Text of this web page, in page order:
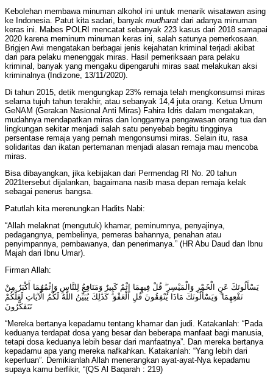
Kebolehan membawa minuman alkohol ini untuk menarik wisatawan asing
ke Indonesia. Patut kita sadari, banyak mudharat dari adanya minuman
keras ini. Mabes POLRI mencatat sebanyak 223 kasus dari 2018 samapai
2020 karena meminum minuman keras ini, salah satunya pemerkosaan.
Brigjen Awi mengatakan berbagai jenis kejahatan kriminal terjadi akibat
dari para pelaku menenggak miras. Hasil pemeriksaan para pelaku
kriminal, banyak yang mengaku dipengaruhi miras saat melakukan aksi
kriminalnya (Indizone, 13/11/2020).
Di tahun 2015, detik mengungkap 23% remaja telah mengkonsumsi miras
selama tujuh tahun terakhir, atau sebanyak 14,4 juta orang. Ketua Umum
GeNAM (Gerakan Nasional Anti Miras) Fahira Idris dalam mengatakan,
mudahnya mendapatkan miras dan longgarnya pengawasan orang tua dan
lingkungan sekitar menjadi salah satu penyebab begitu tingginya
persentase remaja yang pernah mengonsumsi miras. Selain itu, rasa
solidaritas dan ikatan pertemanan menjadi alasan remaja mau mencoba
miras.
Bisa dibayangkan, jika kebijakan dari Permendag RI No. 20 tahun
2021tersebut dijalankan, bagaimana nasib masa depan remaja kelak
sebagai penerus bangsa.
Patutlah kita merenungkan Hadits Nabi:
“Allah melaknat (mengutuk) khamar, peminumnya, penyajinya,
pedagangnya, pembelinya, pemeras bahannya, penahan atau
penyimpannya, pembawanya, dan penerimanya.” (HR Abu Daud dan Ibnu
Majah dari Ibnu Umar).
Firman Allah:
يَسْأَلُونَكَ عَنِ الْخَمْرِ وَالْمَيْسِرِ ۖ قُلْ فِيهِمَا إِثْمٌ كَبِيرٌ وَمَنَافِعُ لِلنَّاسِ وَإِثْمُهُمَا أَكْبَرُ مِنْ
نَفْعِهِمَا ۗ وَيَسْأَلُونَكَ مَاذَا يُنْفِقُونَ قُلِ الْعَفْوَ ۗ كَذَٰلِكَ يُبَيِّنُ اللَّهُ لَكُمُ الْآيَاتِ لَعَلَّكُمْ
تَتَفَكَّرُونَ
“Mereka bertanya kepadamu tentang khamar dan judi. Katakanlah: “Pada
keduanya terdapat dosa yang besar dan beberapa manfaat bagi manusia,
tetapi dosa keduanya lebih besar dari manfaatnya”. Dan mereka bertanya
kepadamu apa yang mereka nafkahkan. Katakanlah: “Yang lebih dari
keperluan”. Demikianlah Allah menerangkan ayat-ayat-Nya kepadamu
supaya kamu berfikir, “(QS Al Baqarah : 219)